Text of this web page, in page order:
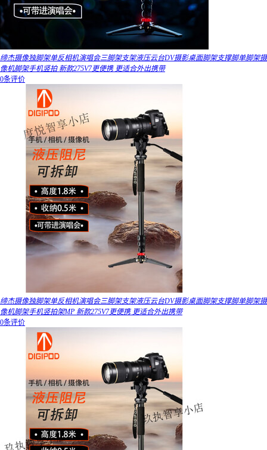
缔杰摄像独脚架单反相机演唱会三脚架支架液压云台DV摄影桌面脚架支撑脚单脚架摄
像机脚架手机竖拍 新款275V7更便携 更适合外出携带
0条评价
缔杰摄像独脚架单反相机演唱会三脚架支架液压云台DV摄影桌面脚架支撑脚单脚架摄
像机脚架手机竖拍架MP 新款275V7更便携 更适合外出携带
0条评价